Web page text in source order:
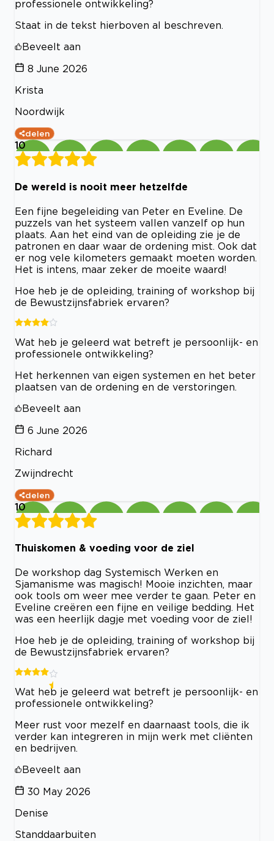
professionele ontwikkeling?
Staat in de tekst hierboven al beschreven.
Beveelt aan
8 June 2026
Krista
Noordwijk
delen
10
De wereld is nooit meer hetzelfde
Een fijne begeleiding van Peter en Eveline. De
puzzels van het systeem vallen vanzelf op hun
plaats. Aan het eind van de opleiding zie je de
patronen en daar waar de ordening mist. Ook dat
er nog vele kilometers gemaakt moeten worden.
Het is intens, maar zeker de moeite waard!
Hoe heb je de opleiding, training of workshop bij
de Bewustzijnsfabriek ervaren?
Wat heb je geleerd wat betreft je persoonlijk- en
professionele ontwikkeling?
Het herkennen van eigen systemen en het beter
plaatsen van de ordening en de verstoringen.
Beveelt aan
6 June 2026
Richard
Zwijndrecht
delen
10
Thuiskomen & voeding voor de ziel
De workshop dag Systemisch Werken en
Sjamanisme was magisch! Mooie inzichten, maar
ook tools om weer mee verder te gaan. Peter en
Eveline creëren een fijne en veilige bedding. Het
was een heerlijk dagje met voeding voor de ziel!
Hoe heb je de opleiding, training of workshop bij
de Bewustzijnsfabriek ervaren?
Wat heb je geleerd wat betreft je persoonlijk- en
professionele ontwikkeling?
Meer rust voor mezelf en daarnaast tools, die ik
verder kan integreren in mijn werk met cliënten
en bedrijven.
Beveelt aan
30 May 2026
Denise
Standdaarbuiten